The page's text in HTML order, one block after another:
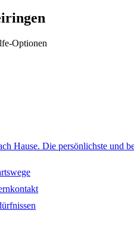
Optionen
Hause. Die persönlichste und